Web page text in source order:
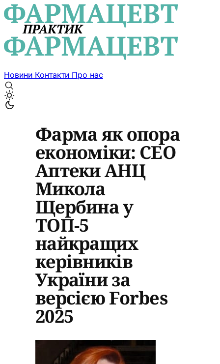
Новини Контакти Про нас
Фарма як опора
економіки: CEO
Аптеки АНЦ
Микола
Щербина у
ТОП-5
найкращих
керівників
України за
версією Forbes
2025